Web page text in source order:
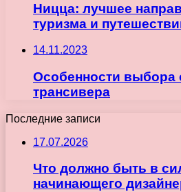
Ницца: лучшее
туризма и
14.11.2023
Особенности выбора
трансивера
Последние записи
17.07.2026
Что должно быть в
начинающего